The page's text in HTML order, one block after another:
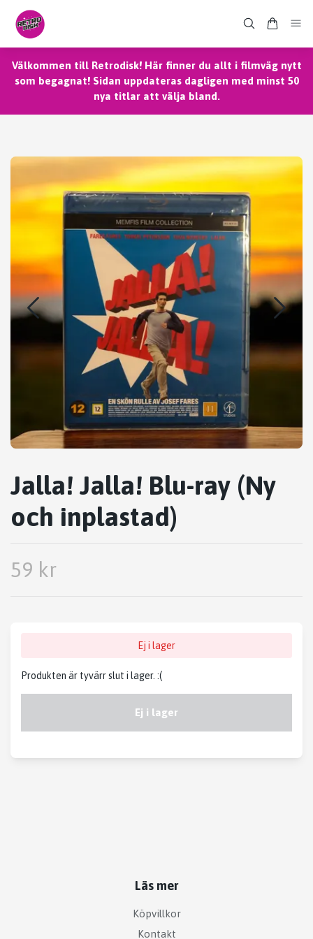
Välkommen till Retrodisk! Här finner du allt i filmväg nytt
som begagnat! Sidan uppdateras dagligen med minst 50
nya titlar att välja bland.
Jalla! Jalla! Blu-ray (Ny
och inplastad)
59 kr
Ej i lager
Produkten är tyvärr slut i lager. :(
Ej i lager
Läs mer
Köpvillkor
Kontakt